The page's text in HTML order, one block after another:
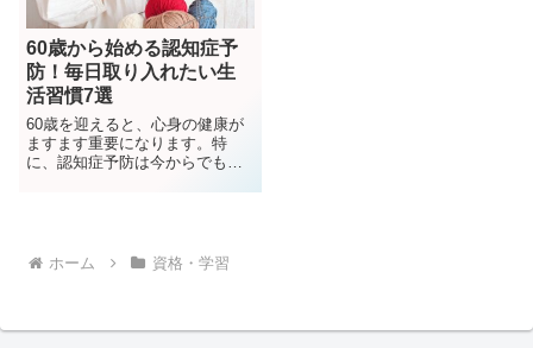
60歳から始める認知症予
防！毎日取り入れたい生
活習慣7選
60歳を迎えると、心身の健康が
ますます重要になります。特
に、認知症予防は今からでも遅
ここでは、60歳から始められる
認知症予防のた...
ホーム 資格・学習